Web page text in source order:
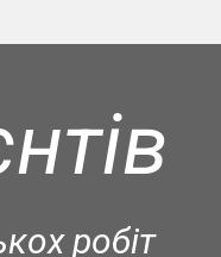
робіт